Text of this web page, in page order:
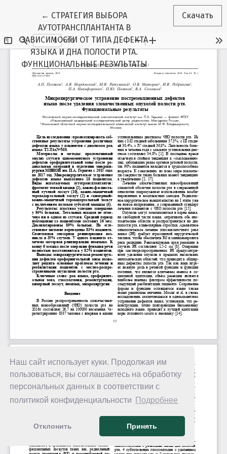
Наш сайт использует куки. Продолжая им
пользоваться, вы соглашаетесь на обработку
персональных данных в соответствии с
политикой конфиденциальности
Подробнее
Отклонить Принять
← Вернуться к Подробностям о статье
СТРАТЕГИЯ ВЫБОРА
АУТОТРАНСПЛАНТАНТА В
ЗАВИСИМОСТИ ОТ ТИПА ДЕФЕКТА
ЯЗЫКА И ДНА ПОЛОСТИ РТА.
ФУНКЦИОНАЛЬНЫЕ РЕЗУЛЬТАТЫ
Скачать